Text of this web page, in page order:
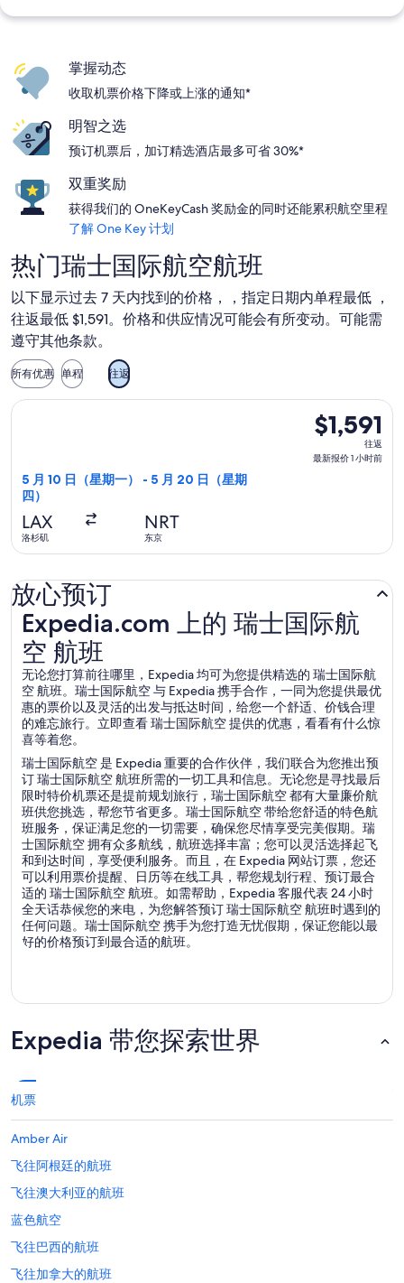
掌握动态
收取机票价格下降或上涨的通知*
明智之选
预订机票后，加订精选酒店最多可省 30%*
双重奖励
获得我们的 OneKeyCash 奖励金的同时还能累积航空里程
了解 One Key 计划
热门瑞士国际航空航班
以下显示过去 7 天内找到的价格，，指定日期内单程最低 ，
往返最低 $1,591。价格和供应情况可能会有所变动。可能需
遵守其他条款。
所有优惠 单程 往返
$1,591
往
返,
1
小
前
$1,591
往返
最新报价 1 小时前
5 月 10 日（星期一） - 5 月 20 日（星期
四）
LAX
洛杉矶
NRT
东京
选择瑞士国际航空航班，5 月 10 日（星期一）从洛杉矶前往
放心预订
Expedia.com 上的 瑞士国际航
空 航班
无论您打算前往哪里，Expedia 均可为您提供精选的 瑞士国际航
空 航班。瑞士国际航空 与 Expedia 携手合作，一同为您提供最优
惠的票价以及灵活的出发与抵达时间，给您一个舒适、价钱合理
的难忘旅行。立即查看 瑞士国际航空 提供的优惠，看看有什么惊
喜等着您。
瑞士国际航空 是 Expedia 重要的合作伙伴，我们联合为您推出预
订 瑞士国际航空 航班所需的一切工具和信息。无论您是寻找最后
限时特价机票还是提前规划旅行，瑞士国际航空 都有大量廉价航
班供您挑选，帮您节省更多。瑞士国际航空 带给您舒适的特色航
班服务，保证满足您的一切需要，确保您尽情享受完美假期。瑞
士国际航空 拥有众多航线，航班选择丰富；您可以灵活选择起飞
和到达时间，享受便利服务。而且，在 Expedia 网站订票，您还
可以利用票价提醒、日历等在线工具，帮您规划行程、预订最合
适的 瑞士国际航空 航班。如需帮助，Expedia 客服代表 24 小时
全天话恭候您的来电，为您解答预订 瑞士国际航空 航班时遇到的
任何问题。瑞士国际航空 携手为您打造无忧假期，保证您能以最
好的价格预订到最合适的航班。
Expedia.com 上的 瑞士国际航空 航班
Expedia 带您探索世界
机票
Amber Air
飞往阿根廷的航班
飞往澳大利亚的航班
蓝色航空
飞往巴西的航班
飞往加拿大的航班